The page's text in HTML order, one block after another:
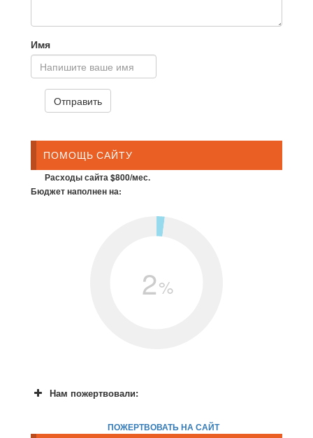
Имя
ПОМОЩЬ САЙТУ
Расходы сайта $800/мес.
Бюджет наполнен на:
2%
Нам пожертвовали:
ПОЖЕРТВОВАТЬ НА САЙТ